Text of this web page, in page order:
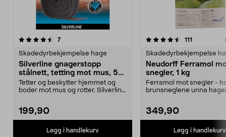
7anmeldelser
Skadedyrbekjempelse hage
Silverline gnagerstopp
stålnett, tetting mot mus, 5
cm x 10 m
Tetter og beskytter hjemmet og
boder mot mus og rotter. Silverline
199,90
Legg i handlekurv
4.5 av 5 stjerner 111
Skadedyrbekjempelse
Neudorff Ferramol
snegler, 1 kg
Ferramol mot snegler -
brunsneglene unna
349,90
Legg i handlekurv
4.5 av 5 stjerner